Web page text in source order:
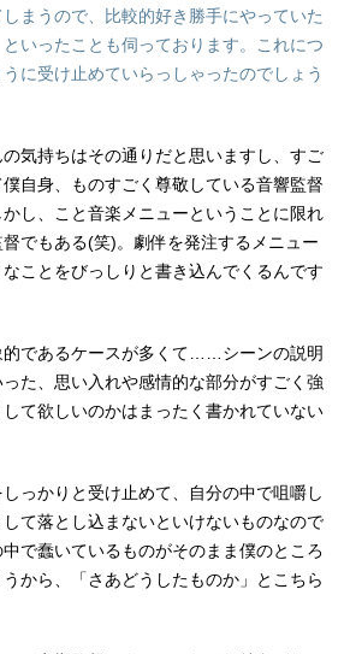
まうので、比較的好き勝手にやっていた
いったことも伺っております。これにつ
に受け止めていらっしゃったのでしょう
気持ちはその通りだと思いますし、すご
自身、ものすごく尊敬している音響監督
し、こと音楽メニューということに限れ
でもある(笑)。劇伴を発注するメニュー
ことをびっしりと書き込んでくるんです
的であるケースが多くて……シーンの説明
た、思い入れや感情的な部分がすごく強
て欲しいのかはまったく書かれていない
っかりと受け止めて、自分の中で咀嚼し
て落とし込まないといけないものなので
で蠢いているものがそのまま僕のところ
から、「さあどうしたものか」とこちら